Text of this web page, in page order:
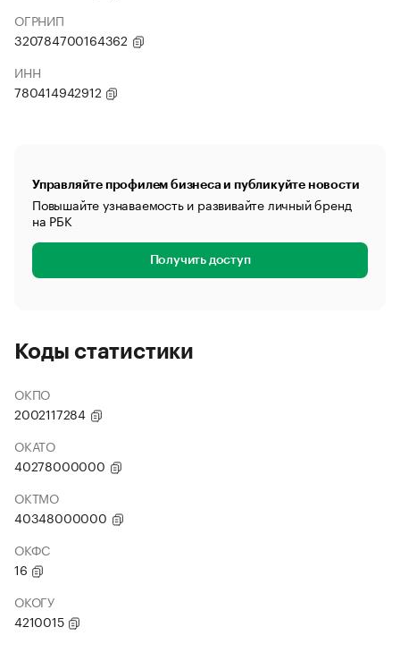
ОГРНИП
320784700164362
ИНН
780414942912
Управляйте профилем бизнеса и публикуйте новости
Повышайте узнаваемость и развивайте личный бренд
на РБК
Получить доступ
Коды статистики
ОКПО
2002117284
ОКАТО
40278000000
ОКТМО
40348000000
ОКФС
16
ОКОГУ
4210015